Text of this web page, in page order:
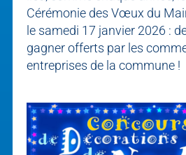
Cérémonie des Vœux du
le samedi 17 janvier 2026 :
gagner offerts par les
entreprises de la commune !